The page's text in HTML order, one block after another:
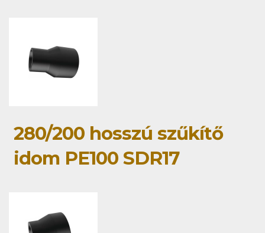
280/200 hosszú szűkítő
idom PE100 SDR17